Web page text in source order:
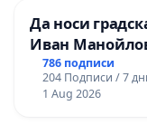
Да носи
Иван
786 подписи
204 Подписи / 7
1 Aug 2026